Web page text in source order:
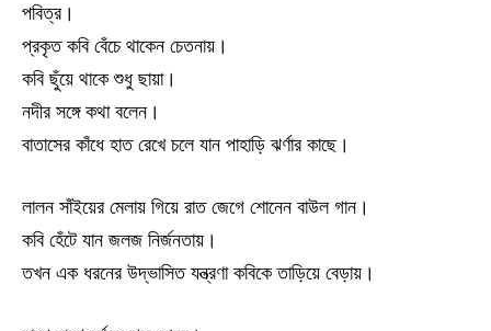
পবিত্র।
প্রকৃত কবি বেঁচে থাকেন চেতনায়।
কবি ছুঁয়ে থাকে শুধু ছায়া।
নদীর সঙ্গে কথা বলেন।
বাতাসের কাঁধে হাত রেখে চলে যান পাহাড়ি ঝর্ণার কাছে।
লালন সাঁইয়ের মেলায় গিয়ে রাত জেগে শোনেন বাউল গান।
কবি হেঁটে যান জলজ নির্জনতায়।
তখন এক ধরনের উদ্ভাসিত যন্ত্রণা কবিকে তাড়িয়ে বেড়ায়।